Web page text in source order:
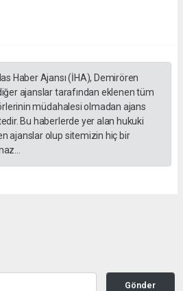
Haber Ajansı (İHA), Demirören
ajanslar tarafından eklenen tüm
müdahalesi olmadan ajans
Bu haberlerde yer alan hukuki
ajanslar olup sitemizin hiç bir
Gönder